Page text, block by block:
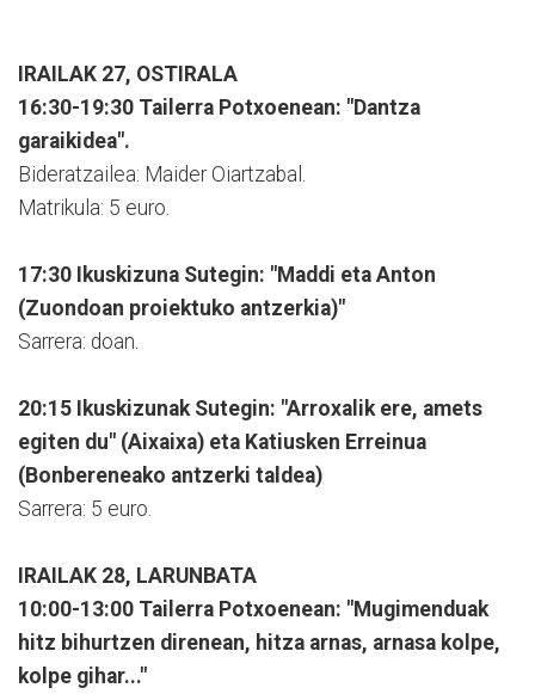
IRAILAK 27, OSTIRALA
16:30-19:30 Tailerra Potxoenean: "Dantza
garaikidea".
Bideratzailea: Maider Oiartzabal.
Matrikula: 5 euro.
17:30 Ikuskizuna Sutegin: "Maddi eta Anton
(Zuondoan proiektuko antzerkia)"
Sarrera: doan.
20:15 Ikuskizunak Sutegin: "Arroxalik ere, amets
egiten du" (Aixaixa) eta Katiusken Erreinua
(Bonbereneako antzerki taldea)
Sarrera: 5 euro.
IRAILAK 28, LARUNBATA
10:00-13:00 Tailerra Potxoenean: "Mugimenduak
hitz bihurtzen direnean, hitza arnas, arnasa kolpe,
kolpe gihar..."